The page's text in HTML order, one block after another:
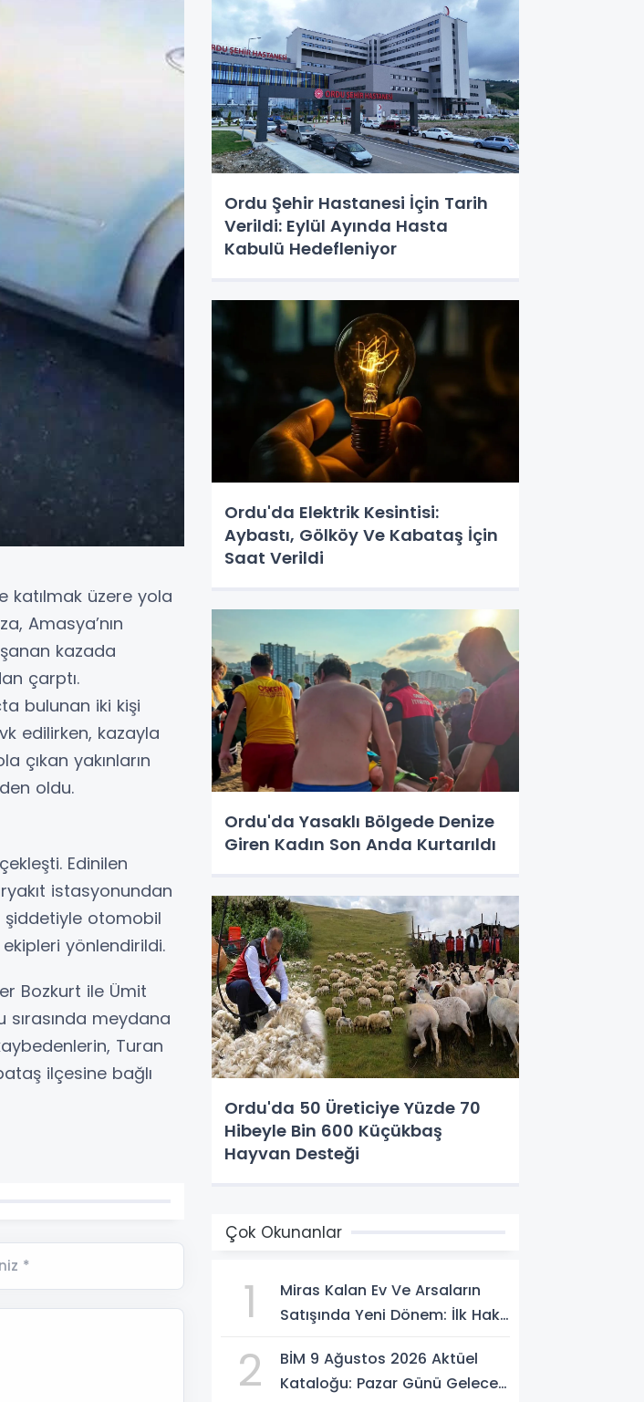
katılmak üzere yola
Amasya’nın
kazada
çarptı.
bulunan iki kişi
edilirken, kazayla
çıkan yakınların
oldu.
Edinilen
istasyonundan
şiddetiyle otomobil
yönlendirildi.
Bozkurt ile Ümit
sırasında meydana
Turan
ilçesine bağlı
*
Ordu Şehir Hastanesi İçin Tarih
Verildi: Eylül Ayında Hasta
Kabulü Hedefleniyor
Ordu'da Elektrik Kesintisi:
Aybastı, Gölköy Ve Kabataş İçin
Saat Verildi
Ordu'da Yasaklı Bölgede Denize
Giren Kadın Son Anda Kurtarıldı
Ordu'da 50 Üreticiye Yüzde 70
Hibeyle Bin 600 Küçükbaş
Hayvan Desteği
Çok Okunanlar
1
Miras Kalan Ev Ve Arsaların
Satışında Yeni Dönem: İlk Hak
2
BİM 9 Ağustos 2026 Aktüel
Kataloğu: Pazar Günü Gelecek